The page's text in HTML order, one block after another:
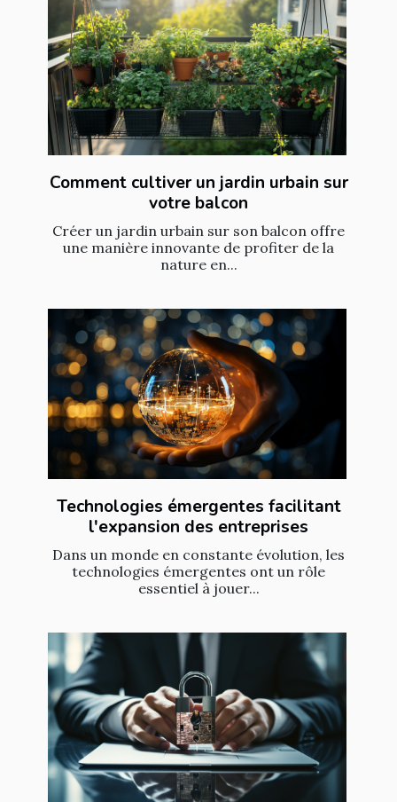
Comment cultiver un jardin urbain sur
votre balcon
Créer un jardin urbain sur son balcon offre
une manière innovante de profiter de la
nature en...
Technologies émergentes facilitant
l'expansion des entreprises
Dans un monde en constante évolution, les
technologies émergentes ont un rôle
essentiel à jouer...